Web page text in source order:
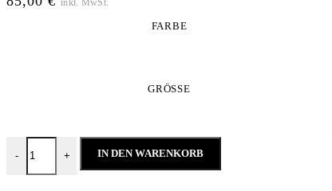
FARBE
GRÖSSE
-
SUZANNE - Pink - Sport-BH Menge
+ IN DEN WARENKORB